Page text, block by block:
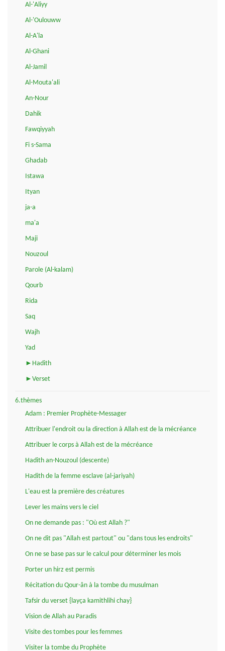
Al-'Aliyy
Al-'Oulouww
Al-A'la
Al-Ghani
Al-Jamil
Al-Mouta'ali
An-Nour
Dahik
Fawqiyyah
Fi s-Sama
Ghadab
Istawa
Ityan
ja-a
ma'a
Maji
Nouzoul
Parole (Al-kalam)
Qourb
Rida
Saq
Wajh
Yad
►Hadith
►Verset
6.thèmes
Adam : Premier Prophète-Messager
Attribuer l'endroit ou la direction à Allah est de la mécréance
Attribuer le corps à Allah est de la mécréance
Hadith an-Nouzoul (descente)
Hadith de la femme esclave (al-jariyah)
L'eau est la première des créatures
Lever les mains vers le ciel
On ne demande pas : "Où est Allah ?"
On ne dit pas "Allah est partout" ou "dans tous les endroits"
On ne se base pas sur le calcul pour déterminer les mois
Porter un hirz est permis
Récitation du Qour-ân à la tombe du musulman
Tafsir du verset {layça kamithlihi chay}
Vision de Allah au Paradis
Visite des tombes pour les femmes
Visiter la tombe du Prophète